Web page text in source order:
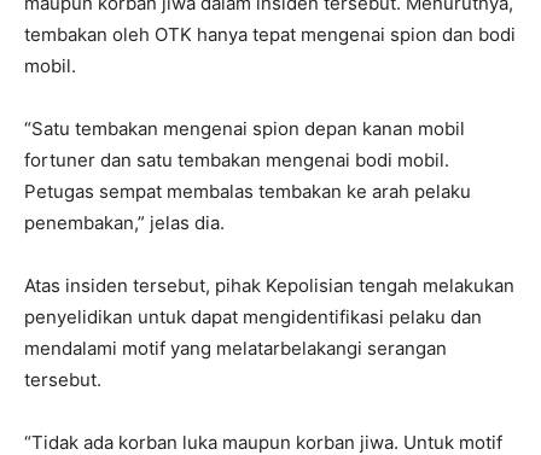
tembakan oleh OTK hanya tepat mengenai spion dan bodi
mobil.
“Satu tembakan mengenai spion depan kanan mobil
fortuner dan satu tembakan mengenai bodi mobil.
Petugas sempat membalas tembakan ke arah pelaku
penembakan,” jelas dia.
Atas insiden tersebut, pihak Kepolisian tengah melakukan
penyelidikan untuk dapat mengidentifikasi pelaku dan
mendalami motif yang melatarbelakangi serangan
tersebut.
“Tidak ada korban luka maupun korban jiwa. Untuk motif